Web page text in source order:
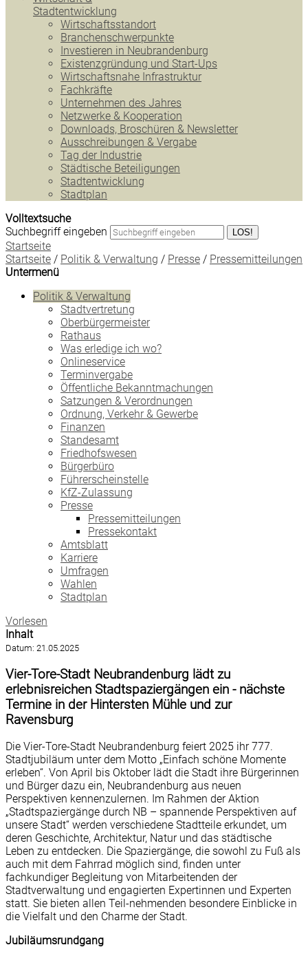
Stadtentwicklung
Wirtschaftsstandort
Branchenschwerpunkte
Investieren in Neubrandenburg
Existenzgründung und Start-Ups
Wirtschaftsnahe Infrastruktur
Fachkräfte
Unternehmen des Jahres
Netzwerke & Kooperation
Downloads, Broschüren & Newsletter
Ausschreibungen & Vergabe
Tag der Industrie
Städtische Beteiligungen
Stadtentwicklung
Stadtplan
Volltextsuche
Suchbegriff eingeben
LOS!
Startseite
Startseite / Politik & Verwaltung / Presse / Pressemitteilungen
Untermenü
Politik & Verwaltung
Stadtvertretung
Oberbürgermeister
Rathaus
Was erledige ich wo?
Onlineservice
Terminvergabe
Öffentliche Bekanntmachungen
Satzungen & Verordnungen
Ordnung, Verkehr & Gewerbe
Finanzen
Standesamt
Friedhofswesen
Bürgerbüro
Führerscheinstelle
KfZ-Zulassung
Presse
Pressemitteilungen
Pressekontakt
Amtsblatt
Karriere
Umfragen
Wahlen
Stadtplan
Vorlesen
Inhalt
Datum: 21.05.2025
Vier-Tore-Stadt Neubrandenburg lädt zu
erlebnisreichen Stadtspaziergängen ein - nächste
Termine in der Hintersten Mühle und zur
Ravensburg
Die Vier-Tore-Stadt Neubrandenburg feiert 2025 ihr 777.
Stadtjubiläum unter dem Motto „Einfach schöne Momente
erleben“. Von April bis Oktober lädt die Stadt ihre Bürgerinnen
und Bürger dazu ein, Neubrandenburg aus neuen
Perspektiven kennenzulernen. Im Rahmen der Aktion
„Stadtspaziergänge durch NB – spannende Perspektiven auf
unsere Stadt“ werden verschiedene Stadtteile erkundet, um
deren Geschichte, Architektur, Natur und das städtische
Leben zu entdecken. Die Spaziergänge, die sowohl zu Fuß als
auch mit dem Fahrrad möglich sind, finden unter
fachkundiger Begleitung von Mitarbeitenden der
Stadtverwaltung und engagierten Expertinnen und Experten
statt. Sie bieten allen Teil-nehmenden besondere Einblicke in
die Vielfalt und den Charme der Stadt.
Jubiläumsrundgang